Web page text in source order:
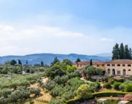
bioativadedicada a
propriedade estende-se
dominados por umolival
região pela produção de
toscano de qualidades